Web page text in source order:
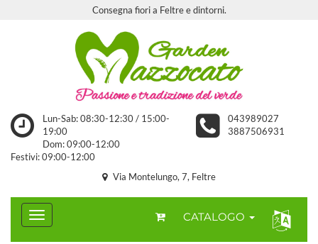
Consegna fiori a Feltre e dintorni.
Lun-Sab: 08:30-12:30 / 15:00-
19:00
Dom: 09:00-12:00
Festivi: 09:00-12:00
043989027
3887506931
Via Montelungo, 7, Feltre
CATALOGO